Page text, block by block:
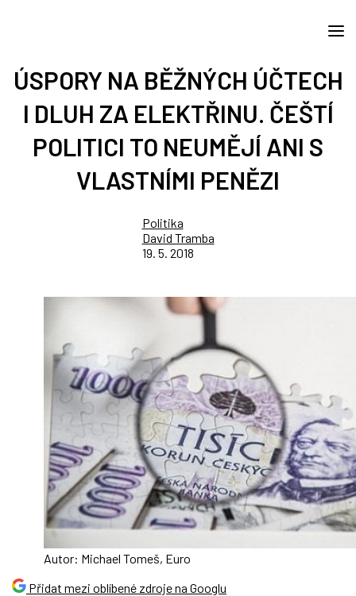
ÚSPORY NA BĚŽNÝCH ÚČTECH
I DLUH ZA ELEKTŘINU. ČEŠTÍ
POLITICI TO NEUMĚJÍ ANI S
VLASTNÍMI PENĚZI
Politika
David Tramba
19. 5. 2018
Autor: Michael Tomeš, Euro
Přidat mezi oblíbené zdroje na Googlu